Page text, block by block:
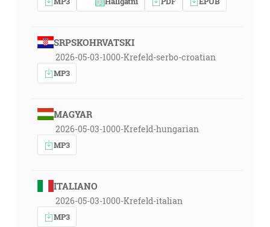
SRPSKOHRVATSKI
2026-05-03-1000-Krefeld-serbo-croatian
MP3
MAGYAR
2026-05-03-1000-Krefeld-hungarian
MP3
ITALIANO
2026-05-03-1000-Krefeld-italian
MP3